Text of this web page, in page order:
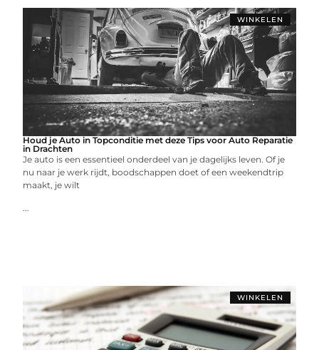
WINKELEN
Houd je Auto in Topconditie met deze Tips voor Auto Reparatie
in Drachten
Je auto is een essentieel onderdeel van je dagelijks leven. Of je
nu naar je werk rijdt, boodschappen doet of een weekendtrip
maakt, je wilt
...
WINKELEN